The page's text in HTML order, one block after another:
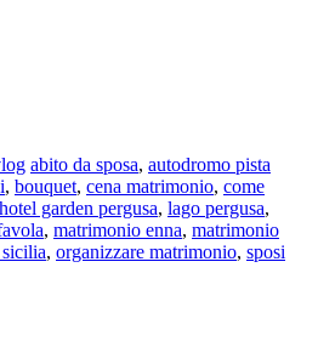
abito da sposa, autodromo pista
, bouquet, cena matrimonio, come
hotel garden pergusa, lago pergusa,
, matrimonio enna, matrimonio
, organizzare matrimonio, sposi